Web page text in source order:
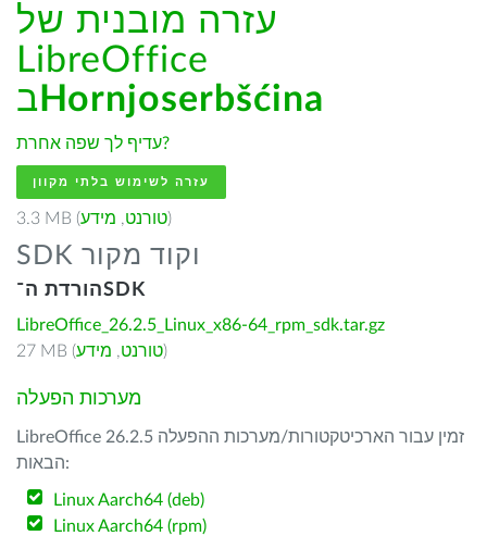
עזרה מובנית של
LibreOffice
ב Hornjoserbšćina
עדיף לך שפה אחרת?
עזרה לשימוש בלתי מקוון
3.3 MB ( טורנט, מידע )
SDK וקוד מקור
הורדת ה־SDK
LibreOffice_26.2.5_Linux_x86-64_rpm_sdk.tar.gz
27 MB (
טורנט, מידע )
מערכות הפעלה
LibreOffice 26.2.5 זמין עבור הארכיטקטורות/מערכות ההפעלה
הבאות:
Linux Aarch64 (deb)
Linux Aarch64 (rpm)